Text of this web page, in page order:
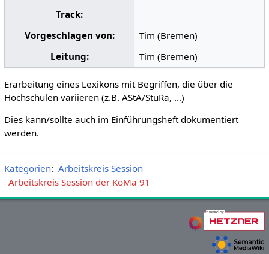
Track:
Vorgeschlagen von:
Tim (Bremen)
Leitung:
Tim (Bremen)
Erarbeitung eines Lexikons mit Begriffen, die über die
Hochschulen variieren (z.B. AStA/StuRa, …)
Dies kann/sollte auch im Einführungsheft dokumentiert
werden.
Kategorien: Arbeitskreis Session
Arbeitskreis Session der KoMa 91